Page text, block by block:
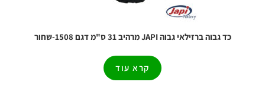
כד גבוה ברזילאי גבוה JAPI מרהיב 31 ס"מ דגם 1508-שחור
קרא עוד